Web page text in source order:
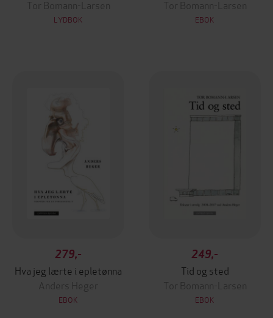
Tor Bomann-Larsen
LYDBOK
Tor Bomann-Larsen
EBOK
279,-
Hva jeg lærte i epletønna
Anders Heger
EBOK
249,-
Tid og sted
Tor Bomann-Larsen
EBOK